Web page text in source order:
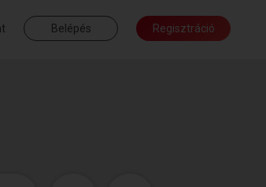
Belépés Regisztráció